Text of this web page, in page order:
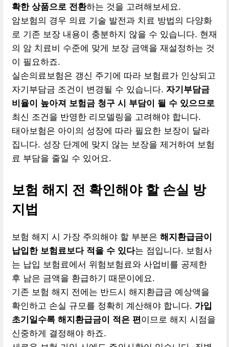
확한 상품으로 전환하는 것을 고려해보세요.
암보험의 경우 의료 기술 발전과 치료 방법의 다양화
로 기존 보장 내용이 충분하지 않을 수 있습니다. 현재
의 암 치료비 수준에 맞게 보장 금액을 재설정하는 것
이 필요하죠.
실손의료보험은 갱신 주기에 따라 보험료가 인상되고
자기부담금 조건이 변경될 수 있습니다. 자기부담금
비율이 높아져 보험금 청구 시 부담이 될 수 있으므로
최신 조건을 반영한 리모델링을 고려해야 합니다.
태아보험은 아이의 성장에 따라 필요한 보장이 달라
집니다. 성장 단계에 맞지 않는 보장을 제거하여 보험
료 부담을 줄일 수 있어요.
보험 해지 전 확인해야 할 손실 방
지법
보험 해지 시 가장 주의해야 할 부분은 해지환급금이
납입한 보험료보다 적을 수 있다는 점입니다. 보험사
는 납입 보험료에서 위험보험료와 사업비를 공제한
후 남은 금액을 환급하기 때문이에요.
기존 보험 해지 전에는 반드시 해지환급금 예상액을
확인하고 손실 규모를 정확히 계산해야 합니다. 가입
초기일수록 해지환급금이 적은 편이므로 해지 시점을
신중하게 결정해야 하죠.